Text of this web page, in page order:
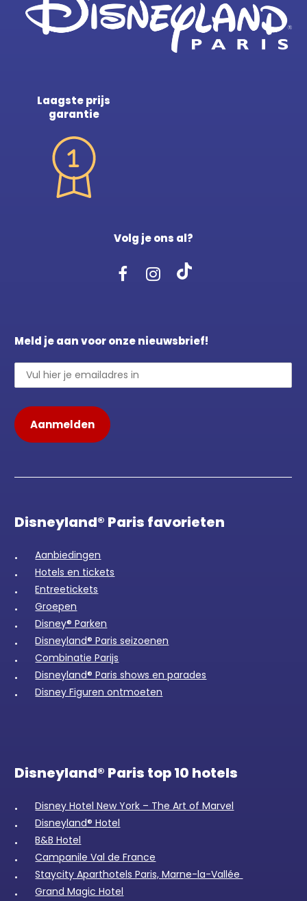
Laagste prijs
garantie
Volg je ons al?
Meld je aan voor onze nieuwsbrief!
Disneyland® Paris favorieten
Aanbiedingen
Hotels en tickets
Entreetickets
Groepen
Disney® Parken
Disneyland® Paris seizoenen
Combinatie Parijs
Disneyland® Paris shows en parades
Disney Figuren ontmoeten
Disneyland® Paris top 10 hotels
Disney Hotel New York – The Art of Marvel
Disneyland® Hotel
B&B Hotel
Campanile Val de France
Staycity Aparthotels Paris, Marne-la-Vallée
Grand Magic Hotel